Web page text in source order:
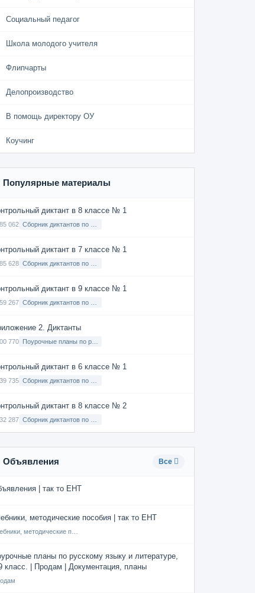
Социальный педагог
Школа молодого учителя
Флипчарты
Делопроизводство
В помощь директору ОУ
Коучинг
Популярные материалы
диктант в 8 классе № 1
062
диктант в 7 классе № 1
628
диктант в 9 классе № 1
267
2. Диктанты
770
диктант в 6 классе № 1
735
диктант в 8 классе № 2
287
Объявления Все
| так то ЕНТ
методические пособия | так то ЕНТ
планы по русскому языку и литературе,
класс. | Продам | Документация, планы